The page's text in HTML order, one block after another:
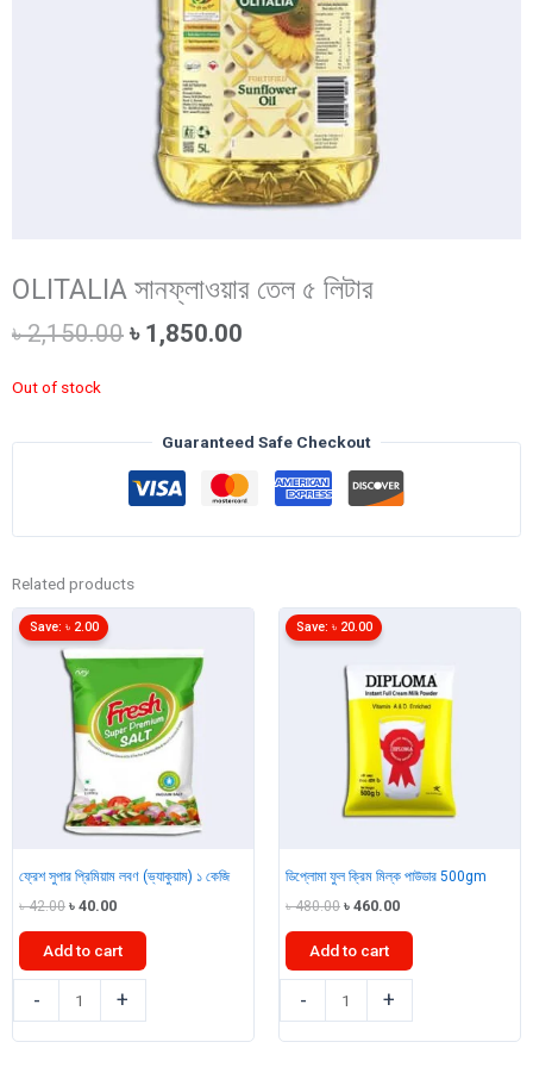
OLITALIA সানফ্লাওয়ার তেল ৫ লিটার
৳2,150.00 Original
৳ 1,850.00
Out of stock
Guaranteed Safe Checkout
Related products
ফ্রেশ সুপার প্রিমিয়াম লবণ (ভ্যাকুয়াম) ১ কেজি
৳42.00 Original
was:
৳ 40.00Current
is:
৳ 40.00.
Save: ৳ 2.00
Add to cart
-
সুপার
প্রিমিয়াম
+
ডিপ্লোমা ফুল ক্রিম মিল্ক পাউডার 500gm
৳480.00 Original
was:
৳ 460.00Current
৳ 460.00.
Save: ৳ 20.00
Add to cart
-
ফুল
ক্রিম
+